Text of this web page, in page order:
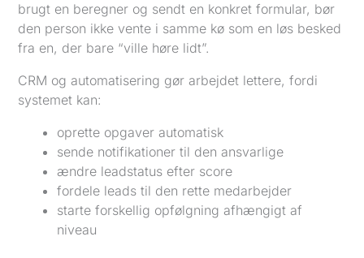
brugt en beregner og sendt en konkret formular, bør
den person ikke vente i samme kø som en løs besked
fra en, der bare “ville høre lidt”.
CRM og automatisering gør arbejdet lettere, fordi
systemet kan:
oprette opgaver automatisk
sende notifikationer til den ansvarlige
ændre leadstatus efter score
fordele leads til den rette medarbejder
starte forskellig opfølgning afhængigt af
niveau